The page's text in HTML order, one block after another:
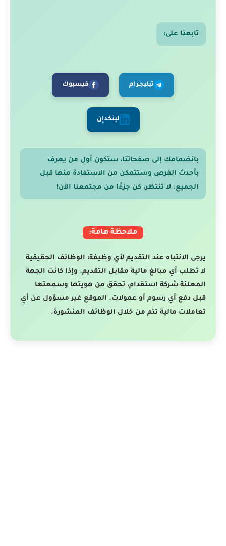
تابعنا على:
تيليجرام فيسبوك
لينكدإن
بانضمامك إلى صفحاتنا، ستكون أول من يعرف
بأحدث الفرص وستتمكن من الاستفادة منها قبل
الجميع. لا تنتظر، كن جزءًا من مجتمعنا الآن!
ملاحظة هامة:
يرجى الانتباه عند التقديم لأي وظيفة: الوظائف الحقيقية
لا تطلب أي مبالغ مالية مقابل التقديم. وإذا كانت الجهة
المعلنة شركة استقدام، تحقق من هويتها وسمعتها
قبل دفع أي رسوم أو عمولات. الموقع غير مسؤول عن أي
تعاملات مالية تتم من خلال الوظائف المنشورة.